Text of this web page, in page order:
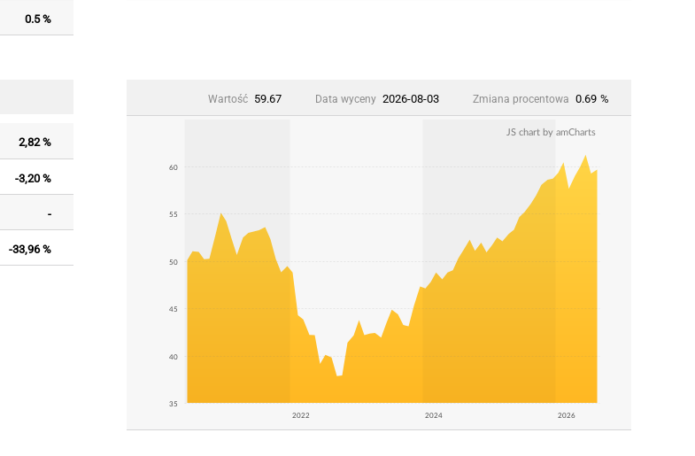
0.5 %
2,82 %
-3,20 %
-
-33,96 %
Wartość 59.67 Data wyceny 2026-08-03 Zmiana procentowa 0.69 %
2022 2024 2026
35
40
45
50
55
60
JS chart by amCharts